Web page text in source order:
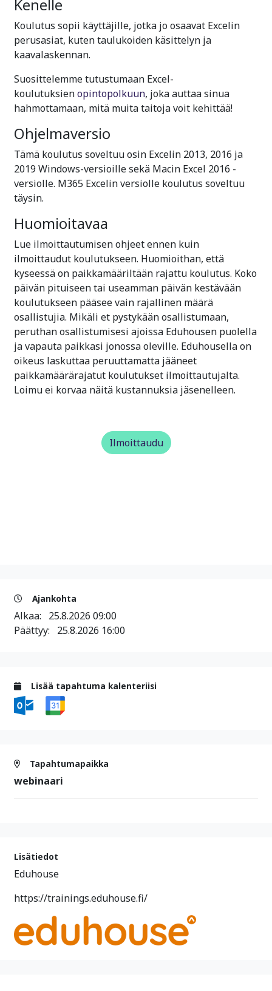
Kenelle
Koulutus sopii käyttäjille, jotka jo osaavat Excelin
perusasiat, kuten taulukoiden käsittelyn ja
kaavalaskennan.
Suosittelemme tutustumaan Excel-
koulutuksienopintopolkuun, joka auttaa sinua
hahmottamaan, mitä muita taitoja voit kehittää!
Ohjelmaversio
Tämä koulutus soveltuu osin Excelin 2013, 2016 ja
2019 Windows-versioille sekä Macin Excel 2016 -
versiolle. M365 Excelin versiolle koulutus soveltuu
täysin.
Huomioitavaa
Lue ilmoittautumisen ohjeet ennen kuin
ilmoittaudut koulutukseen. Huomioithan, että
kyseessä on paikkamääriltään rajattu koulutus. Koko
päivän pituiseen tai useamman päivän kestävään
koulutukseen pääsee vain rajallinen määrä
osallistujia. Mikäli et pystykään osallistumaan,
peruthan osallistumisesi ajoissa Eduhousen puolella
ja vapauta paikkasi jonossa oleville. Eduhousella on
oikeus laskuttaa peruuttamatta jääneet
paikkamäärärajatut koulutukset ilmoittautujalta.
Loimu ei korvaa näitä kustannuksia jäsenelleen.
Ilmoittaudu
Ajankohta
Alkaa: 25.8.2026 09:00
Päättyy: 25.8.2026 16:00
Lisää tapahtuma kalenteriisi
Tapahtumapaikka
webinaari
Lisätiedot
Eduhouse
https://trainings.eduhouse.fi/